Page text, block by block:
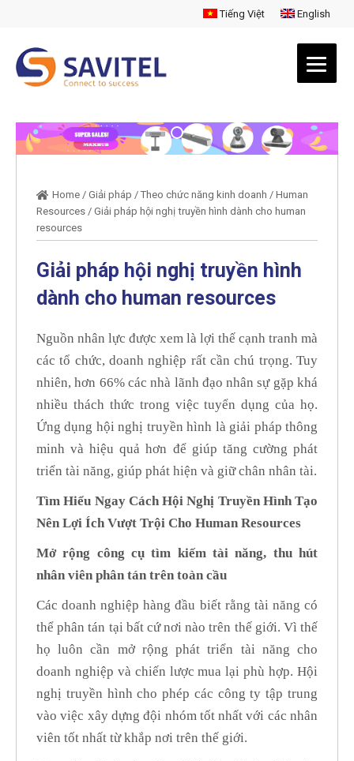
Tiếng Việt English
Home / Giải pháp /Theo chức năng kinh doanh / Human
Resources / Giải pháp hội nghị truyền hình dành cho human
resources
Giải pháp hội nghị truyền hình
dành cho human resources
Nguồn nhân lực được xem là lợi thế cạnh tranh mà
các tổ chức, doanh nghiệp rất cần chú trọng. Tuy
nhiên, hơn 66% các nhà lãnh đạo nhân sự gặp khá
nhiều thách thức trong việc tuyển dụng của họ.
Ứng dụng hội nghị truyền hình là giải pháp thông
minh và hiệu quả hơn để giúp tăng cường phát
triển tài năng, giúp phát hiện và giữ chân nhân tài.
Tìm Hiểu Ngay Cách Hội Nghị Truyền Hình Tạo
Nên Lợi Ích Vượt Trội Cho Human Resources
Mở rộng công cụ tìm kiếm tài năng, thu hút
nhân viên phân tán trên toàn cầu
Các doanh nghiệp hàng đầu biết rằng tài năng có
thể phân tán tại bất cứ nơi nào trên thế giới. Vì thế
họ luôn cần mở rộng phát triển tài năng cho
doanh nghiệp và chiến lược mua lại phù hợp. Hội
nghị truyền hình cho phép các công ty tập trung
vào việc xây dựng đội nhóm tốt nhất với các nhân
viên tốt nhất từ khắp nơi trên thế giới.